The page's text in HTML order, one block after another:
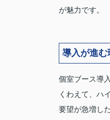
が魅力です。
導入が進む
個室ブース導
くわえて、ハ
要望が急増し